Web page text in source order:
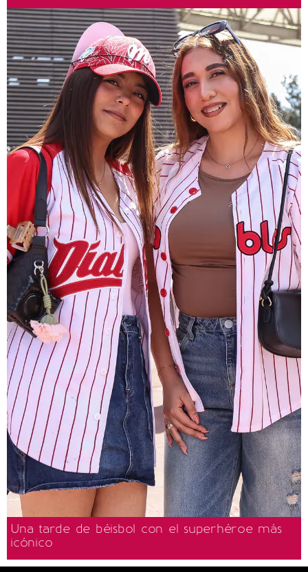
Una tarde de béisbol con el superhéroe más
icónico